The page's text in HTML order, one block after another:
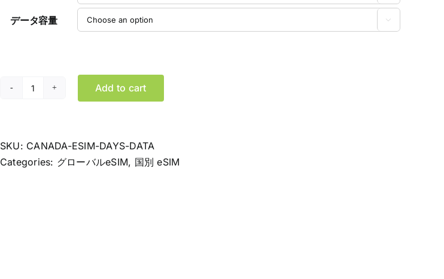
データ容量 
カ
eSIM
デ
Add to cart
SKU: CANADA-ESIM-DAYS-DATA
Categories: グローバルeSIM, 国別 eSIM